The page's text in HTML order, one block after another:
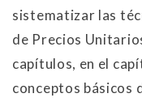
sistematizar las
de Precios
capítulos, en el
conceptos básicos